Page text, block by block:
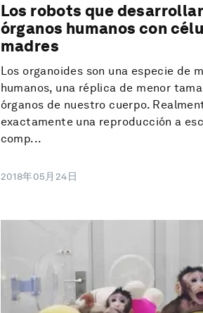
Los robots que
órganos humanos con
madres
Los organoides son una especie de
humanos, una réplica de menor
órganos de nuestro cuerpo.
exactamente una reproducción a
comp...
2018年05月24日